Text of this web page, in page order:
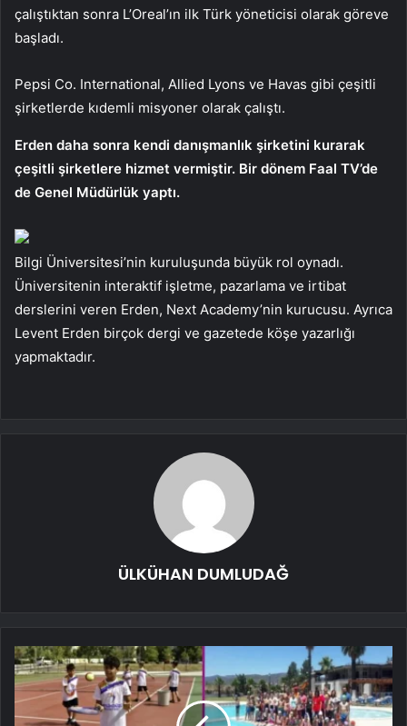
çalıştıktan sonra L’Oreal’ın ilk Türk yöneticisi olarak göreve
başladı.
Pepsi Co. International, Allied Lyons ve Havas gibi çeşitli
şirketlerde kıdemli misyoner olarak çalıştı.
Erden daha sonra kendi danışmanlık şirketini kurarak
çeşitli şirketlere hizmet vermiştir. Bir dönem Faal TV’de
de Genel Müdürlük yaptı.
Bilgi Üniversitesi’nin kuruluşunda büyük rol oynadı.
Üniversitenin interaktif işletme, pazarlama ve irtibat
derslerini veren Erden, Next Academy’nin kurucusu. Ayrıca
Levent Erden birçok dergi ve gazetede köşe yazarlığı
yapmaktadır.
ÜLKÜHAN DUMLUDAĞ